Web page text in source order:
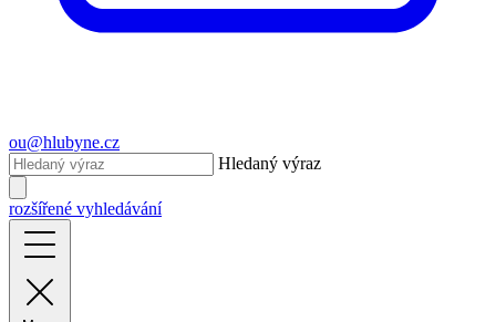
ou@hlubyne.cz
Hledaný výraz
rozšířené vyhledávání